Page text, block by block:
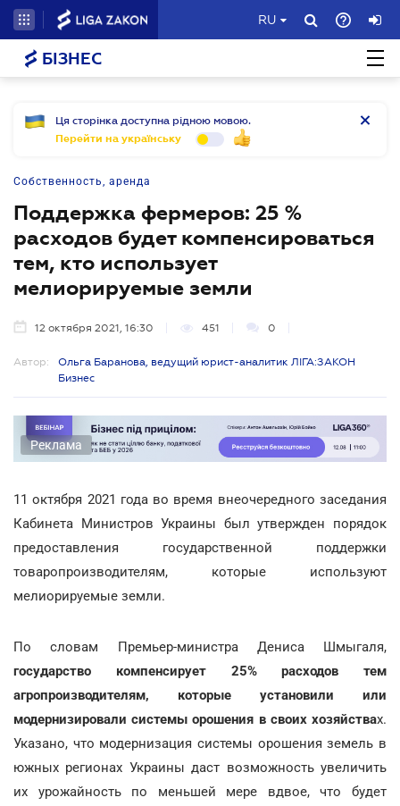
RU
БІЗНЕС
Ця сторінка доступна рідною мовою.
Перейти на українську
Собственность, аренда
Поддержка фермеров: 25 %
расходов будет компенсироваться
тем, кто использует
мелиорируемые земли
12 октября 2021, 16:30 451 0
Автор:
Ольга Баранова, ведущий юрист-аналитик ЛІГА:ЗАКОН
Бизнес
Реклама
11 октября 2021 года во время внеочередного заседания
Кабинета Министров Украины был утвержден порядок
предоставления государственной поддержки
товаропроизводителям, которые используют
мелиорируемые земли.
По словам Премьер-министра Дениса Шмыгаля,
государство компенсирует 25% расходов тем
агропроизводителям, которые установили или
модернизировали системы орошения в своих хозяйствах.
Указано, что модернизация системы орошения земель в
южных регионах Украины даст возможность увеличить
их урожайность по меньшей мере вдвое, что будет